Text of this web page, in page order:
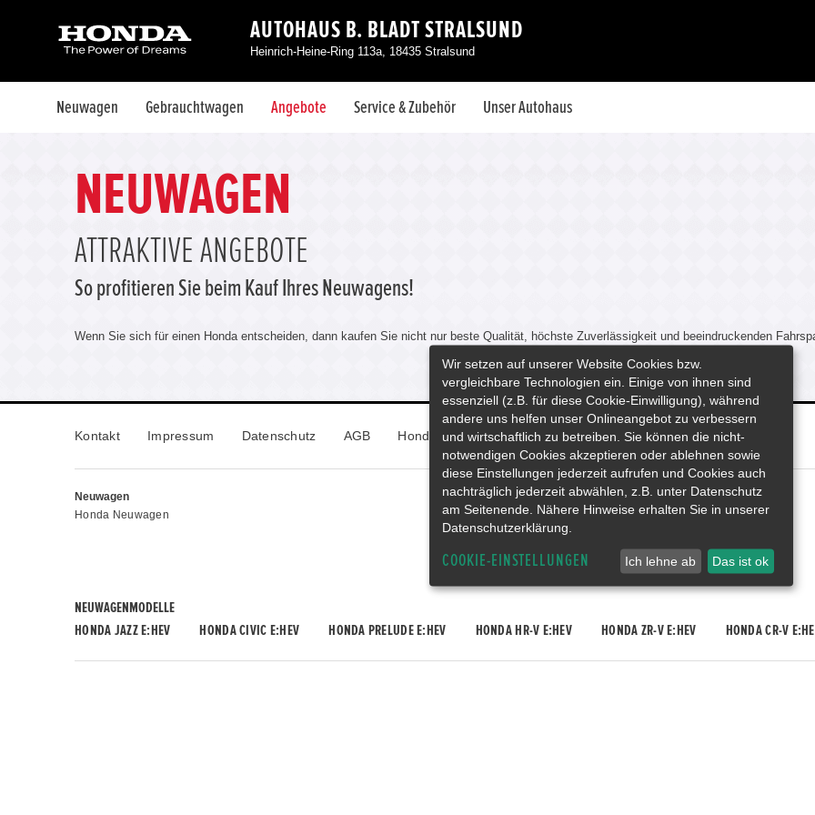
AUTOHAUS B. BLADT STRALSUND
Heinrich-Heine-Ring 113a, 18435 Stralsund
Neuwagen Gebrauchtwagen Angebote Service & Zubehör Unser Autohaus
NEUWAGEN
ATTRAKTIVE ANGEBOTE
So profitieren Sie beim Kauf Ihres Neuwagens!
Wenn Sie sich für einen Honda entscheiden, dann kaufen Sie nicht nur beste Qualität, höchste Zuverlässigkeit und beeindruckenden
Kontakt Impressum Datenschutz AGB Honda Deutschland
Neuwagen
Honda Neuwagen
Gebrauchtwagen
Honda Gebrauchtwagen
Honda Vorführwagen
Gesamtbestand
NEUWAGENMODELLE
HONDA JAZZ E:HEV
HONDA CIVIC E:HEV HONDA PRELUDE E:HEV HONDA HR-V E:HEV HONDA ZR-V E:HEV HONDA CR-V
Wir setzen auf unserer Website Cookies bzw.
vergleichbare Technologien ein. Einige von ihnen sind
essenziell (z.B. für diese Cookie-Einwilligung), während
andere uns helfen unser Onlineangebot zu verbessern
und wirtschaftlich zu betreiben. Sie können die nicht-
notwendigen Cookies akzeptieren oder ablehnen sowie
diese Einstellungen jederzeit aufrufen und Cookies auch
nachträglich jederzeit abwählen, z.B. unter Datenschutz
am Seitenende. Nähere Hinweise erhalten Sie in unserer
Datenschutzerklärung.
COOKIE-EINSTELLUNGEN Ich lehne ab Das ist ok